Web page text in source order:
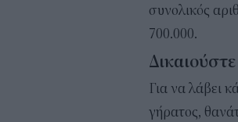
συνολικός
700.000.
Για να λάβει
γήρατος,